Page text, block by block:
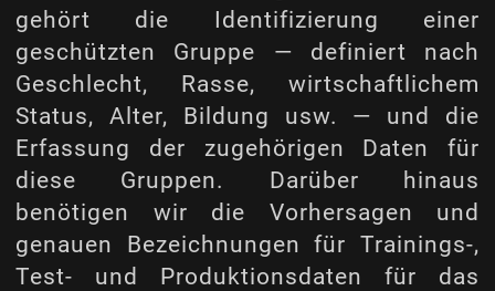
gehört die Identifizierung einer
geschützten Gruppe — definiert nach
Geschlecht, Rasse, wirtschaftlichem
Status, Alter, Bildung usw. — und die
Erfassung der zugehörigen Daten für
diese Gruppen. Darüber hinaus
benötigen wir die Vorhersagen und
genauen Bezeichnungen für Trainings-,
Test- und Produktionsdaten für das